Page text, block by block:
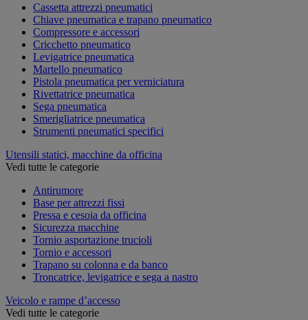
Cassetta attrezzi pneumatici
Chiave pneumatica e trapano pneumatico
Compressore e accessori
Cricchetto pneumatico
Levigatrice pneumatica
Martello pneumatico
Pistola pneumatica per verniciatura
Rivettatrice pneumatica
Sega pneumatica
Smerigliatrice pneumatica
Strumenti pneumatici specifici
Utensili statici, macchine da officina
Vedi tutte le categorie
Antirumore
Base per attrezzi fissi
Pressa e cesoia da officina
Sicurezza macchine
Tornio asportazione trucioli
Tornio e accessori
Trapano su colonna e da banco
Troncatrice, levigatrice e sega a nastro
Veicolo e rampe d’accesso
Vedi tutte le categorie